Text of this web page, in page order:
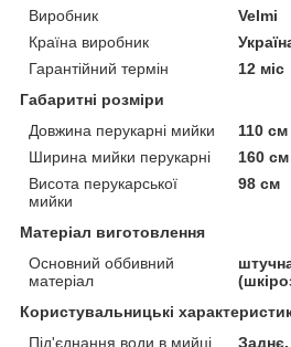
Виробник
Velmi
Країна виробник
Гарантійний термін
12 міс
Габаритні розміри
Довжина перукарні мийки
110 см
Ширина мийки перукарні
160 см
Висота перукарської
мийки
98 см
Матеріал виготовлення
Основний оббивний
матеріал
Користувальницькі
Під'єднання води в мийці